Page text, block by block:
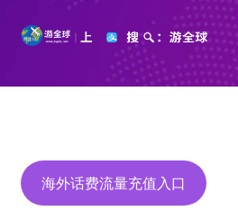
Skip
Skip
首页
公司介绍
海外话费流量充值入口